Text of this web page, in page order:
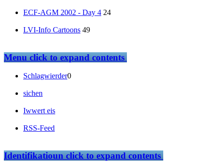
ECF-AGM 2002 - Day 4 24
LVI-Info Cartoons 49
Menuclick to expand contents
Schlagwierder0
sichen
Iwwert eis
RSS-Feed
Identifikatiounclick to expand contents